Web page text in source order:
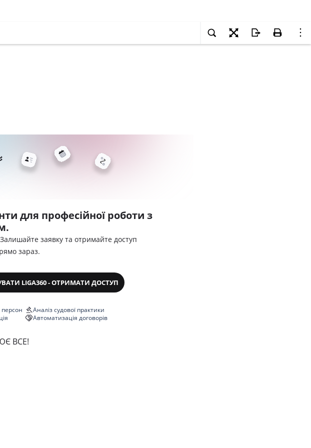
для професійної роботи з
заявку та отримайте доступ
зараз.
LIGA360 - ОТРИМАТИ ДОСТУП
персон
Аналіз судової практики
Автоматизація договорів
ВСЕ!